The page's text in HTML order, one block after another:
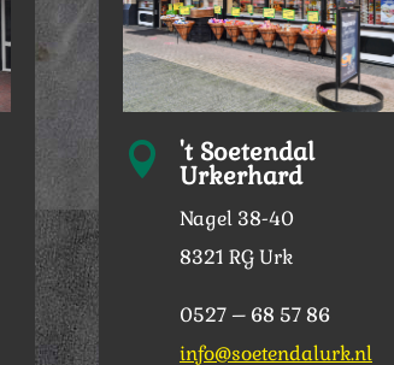
 't Soetendal
Urkerhard
Nagel 38-40
8321 RG Urk
0527 – 68 57 86
info@soetendalurk.nl